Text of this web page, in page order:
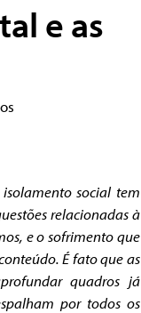
e as
social tem
relacionadas à
e o sofrimento que
É fato que as
quadros já
por todos os